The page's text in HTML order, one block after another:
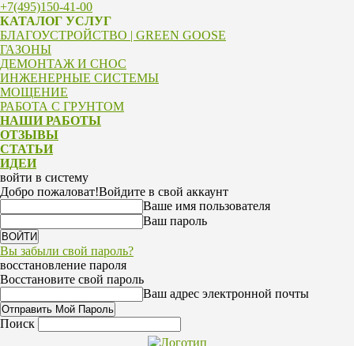
+7(495)150-41-00
КАТАЛОГ УСЛУГ
БЛАГОУСТРОЙСТВО | GREEN GOOSE
ГАЗОНЫ
ДЕМОНТАЖ И СНОС
ИНЖЕНЕРНЫЕ СИСТЕМЫ
МОЩЕНИЕ
РАБОТА С ГРУНТОМ
НАШИ РАБОТЫ
ОТЗЫВЫ
СТАТЬИ
ИДЕИ
войти в систему
Добро пожаловат!Войдите в свой аккаунт
Ваше имя пользователя
Ваш пароль
Вы забыли свой пароль?
восстановление пароля
Восстановите свой пароль
Ваш адрес электронной почты
Поиск